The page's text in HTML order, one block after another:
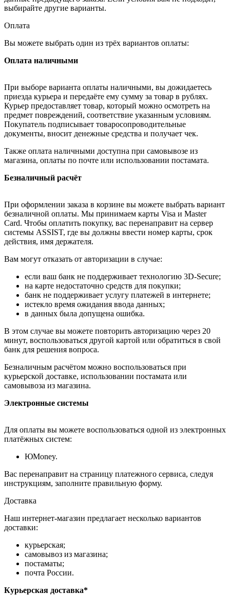
выбирайте другие варианты.
Оплата
Вы можете выбрать один из трёх вариантов оплаты:
Оплата наличными
При выборе варианта оплаты наличными, вы дожидаетесь
приезда курьера и передаёте ему сумму за товар в рублях.
Курьер предоставляет товар, который можно осмотреть на
предмет повреждений, соответствие указанным условиям.
Покупатель подписывает товаросопроводительные
документы, вносит денежные средства и получает чек.
Также оплата наличными доступна при самовывозе из
магазина, оплаты по почте или использовании постамата.
Безналичный расчёт
При оформлении заказа в корзине вы можете выбрать вариант
безналичной оплаты. Мы принимаем карты Visa и Master
Card. Чтобы оплатить покупку, вас перенаправит на сервер
системы ASSIST, где вы должны ввести номер карты, срок
действия, имя держателя.
Вам могут отказать от авторизации в случае:
если ваш банк не поддерживает технологию 3D-Secure;
на карте недостаточно средств для покупки;
банк не поддерживает услугу платежей в интернете;
истекло время ожидания ввода данных;
в данных была допущена ошибка.
В этом случае вы можете повторить авторизацию через 20
минут, воспользоваться другой картой или обратиться в свой
банк для решения вопроса.
Безналичным расчётом можно воспользоваться при
курьерской доставке, использовании постамата или
самовывоза из магазина.
Электронные системы
Для оплаты вы можете воспользоваться одной из электронных
платёжных систем:
ЮMoney.
Вас перенаправит на страницу платежного сервиса, следуя
инструкциям, заполните правильную форму.
Доставка
Наш интернет-магазин предлагает несколько вариантов
доставки:
курьерская;
самовывоз из магазина;
постаматы;
почта России.
Курьерская доставка*